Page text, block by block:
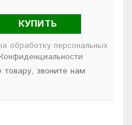
КУПИТЬ
обработку персональных
звоните нам